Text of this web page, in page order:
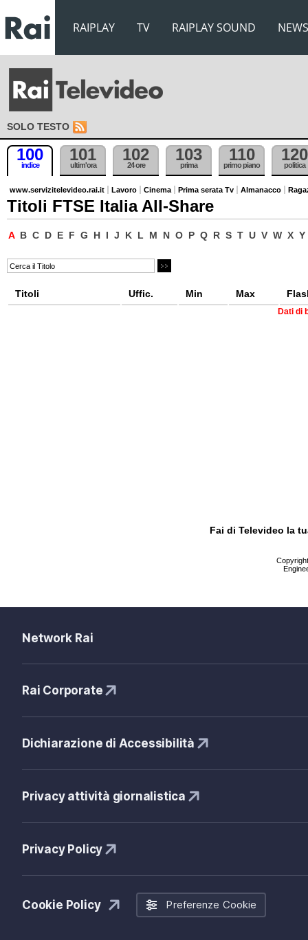
RAIPLAY TV RAIPLAY SOUND NEWS
SOLO TESTO
100
indice
101
ultim'ora
102
24 ore
103
prima
110
primo piano
120
politica
www.servizitelevideo.rai.it Lavoro Cinema Prima serata Tv Almanacco
Titoli FTSE Italia All-Share
A B C D E F G H I J K L M N O P Q R S T U V W X Y
Titoli Uffic. Min Max
Dati di
Fai di Televideo la